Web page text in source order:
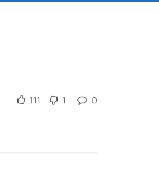
111 1 0